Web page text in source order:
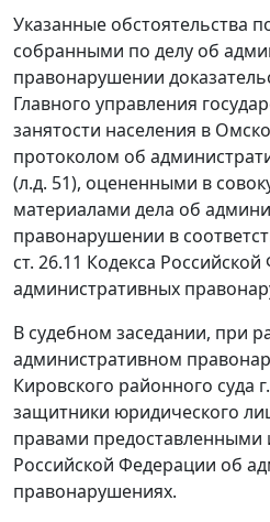
Указанные обстоятельства
собранными по делу об
правонарушении
Главного управления
занятости населения в
протоколом об
(л.д. 51), оцененными в
материалами дела об
правонарушении в
ст. 26.11 Кодекса
административных
В судебном заседании, при
административном
Кировского районного суда
защитники юридического
правами предоставленными
Российской Федерации об
правонарушениях.